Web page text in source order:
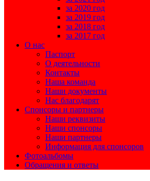
за 2020 год
за 2019 год
за 2018 год
за 2017 год
О нас
Паспорт
О деятельности
Контакты
Наша команда
Наши документы
Нас благодарят
Спонсоры и партнеры
Наши реквизиты
Наши спонсоры
Наши партнеры
Информация для спонсоров
Фотоальбомы
Обращения и ответы